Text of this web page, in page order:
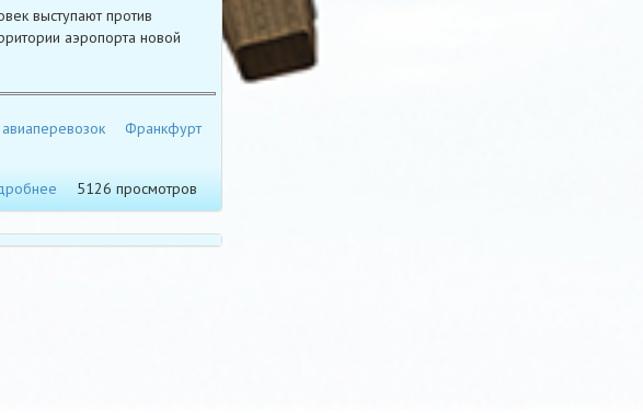
выступают против
аэропорта новой
Франкфурт
5126 просмотров